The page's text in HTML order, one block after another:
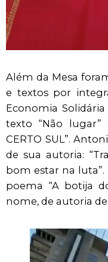
Além da Mesa
e textos por
Economia
texto “Não
CERTO SUL”.
de sua autoria:
bom estar na
poema “A botija
nome, de autoria